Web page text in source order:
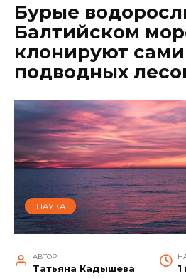
Бурые
Балтийском
клонируют
подводных
НАУКА
АВТОР
Татьяна Кадышева 1